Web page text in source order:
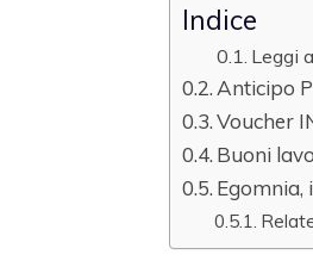
Indice
Leggi
Anticipo
Voucher
Buoni
Egomnia,